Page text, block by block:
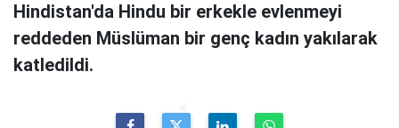
Hindistan'da Hindu bir erkekle evlenmeyi
reddeden Müslüman bir genç kadın yakılarak
katledildi.